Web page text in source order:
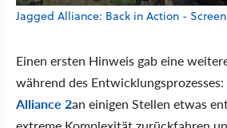
Jagged Alliance: Back in Action -
Einen ersten Hinweis gab eine
während des
Alliance 2an einigen Stellen etwas